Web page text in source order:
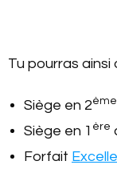
Tu pourras ainsi
Siège en 2ème
Siège en 1 ère
Forfait